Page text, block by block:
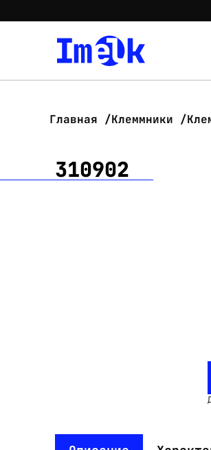
Главная Клеммники
310902